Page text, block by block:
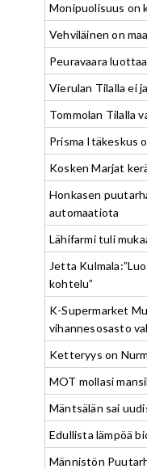
Monipuolisuus on
Vehviläinen on
Peuravaara
Vierulan Tilalla ei
Tommolan Tilalla
Prisma Itäkeskus
Kosken Marjat
Honkasen
automaatiota
Lähifarmi tuli
Jetta
kohtelu”
K-Supermarket
vihannesosasto
Ketteryys on
MOT mollasi
Mäntsälän sai
Edullista lämpöä
Männistön